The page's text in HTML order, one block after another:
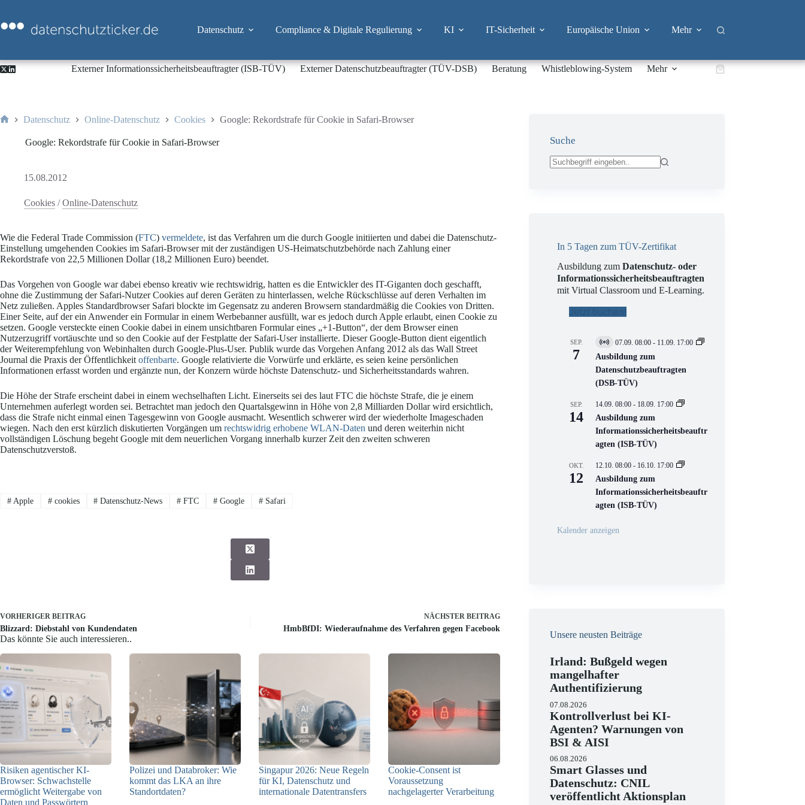
springen
Datenschutz Compliance & Digitale Regulierung KI IT-Sicherheit Europäische Union Mehr
Externer Informationssicherheitsbeauftragter (ISB-TÜV) Externer Datenschutzbeauftragter (TÜV-DSB) Beratung Whistleblowing-System Mehr Warenkorb
Datenschutz Online-Datenschutz Cookies Google: Rekordstrafe für Cookie in Safari-Browser
Google: Rekordstrafe für Cookie in Safari-Browser
15.08.2012
Cookies /Online-Datenschutz
Wie die Federal Trade Commission (FTC) vermeldete, ist das Verfahren um die durch Google initiierten und dabei die Datenschutz-
Einstellung umgehenden Cookies im Safari-Browser mit der zuständigen US-Heimatschutzbehörde nach Zahlung einer
Rekordstrafe von 22,5 Millionen Dollar (18,2 Millionen Euro) beendet.
Das Vorgehen von Google war dabei ebenso kreativ wie rechtswidrig, hatten es die Entwickler des IT-Giganten doch geschafft,
ohne die Zustimmung der Safari-Nutzer Cookies auf deren Geräten zu hinterlassen, welche Rückschlüsse auf deren Verhalten im
Netz zuließen. Apples Standardbrowser Safari blockte im Gegensatz zu anderen Browsern standardmäßig die Cookies von Dritten.
Einer Seite, auf der ein Anwender ein Formular in einem Werbebanner ausfüllt, war es jedoch durch Apple erlaubt, einen Cookie zu
setzen. Google versteckte einen Cookie dabei in einem unsichtbaren Formular eines „+1-Button“, der dem Browser einen
Nutzerzugriff vortäuschte und so den Cookie auf der Festplatte der Safari-User installierte. Dieser Google-Button dient eigentlich
der Weiterempfehlung von Webinhalten durch Google-Plus-User. Publik wurde das Vorgehen Anfang 2012 als das Wall Street
Journal die Praxis der Öffentlichkeit offenbarte. Google relativierte die Vorwürfe und erklärte, es seien keine persönlichen
Informationen erfasst worden und ergänzte nun, der Konzern würde höchste Datenschutz- und Sicherheitsstandards wahren.
Die Höhe der Strafe erscheint dabei in einem wechselhaften Licht. Einerseits sei des laut FTC die höchste Strafe, die je einem
Unternehmen auferlegt worden sei. Betrachtet man jedoch den Quartalsgewinn in Höhe von 2,8 Milliarden Dollar wird ersichtlich,
dass die Strafe nicht einmal einen Tagesgewinn von Google ausmacht. Wesentlich schwerer wird der wiederholte Imageschaden
wiegen. Nach den erst kürzlich diskutierten Vorgängen um rechtswidrig erhobene WLAN-Daten und deren weiterhin nicht
vollständigen Löschung begeht Google mit dem neuerlichen Vorgang innerhalb kurzer Zeit den zweiten schweren
Datenschutzverstoß.
#Apple #cookies # Datenschutz-News # FTC # Google #Safari
VORHERIGER BEITRAG
Blizzard: Diebstahl von Kundendaten
NÄCHSTER BEITRAG
HmbBfDI: Wiederaufnahme des Verfahren gegen Facebook
Das könnte Sie auch interessieren..
Risiken agentischer KI-
Browser: Schwachstelle
ermöglicht Weitergabe von
Daten und Passwörtern
Polizei und Databroker: Wie
kommt das LKA an ihre
Standortdaten?
Singapur 2026: Neue Regeln
für KI, Datenschutz und
internationale Datentransfers
Cookie-Consent ist
Voraussetzung
nachgelagerter Verarbeitung
Suche
In 5 Tagen zum TÜV-Zertifikat
Ausbildung zumDatenschutz- oder
Informationssicherheitsbeauftragten
mit Virtual Classroom und E-Learning.
Jetzt buchen!
SEP.
7
V
i
t
u
l
V
e
r
n
s
t
a
t
n
07.09. 08:00 - 11.09. 17:00
Ausbildung zum
Datenschutzbeauftragten
(DSB-TÜV)
SEP.
14
14.09. 08:00 - 18.09. 17:00
Ausbildung zum
Informationssicherheitsbeauftr
agten (ISB-TÜV)
OKT.
12
12.10. 08:00 - 16.10. 17:00
Ausbildung zum
Informationssicherheitsbeauftr
agten (ISB-TÜV)
Kalender anzeigen
Unsere neusten Beiträge
Irland: Bußgeld wegen
mangelhafter
Authentifizierung
07.08.2026
Kontrollverlust bei KI-
Agenten? Warnungen von
BSI & AISI
06.08.2026
Smart Glasses und
Datenschutz: CNIL
veröffentlicht Aktionsplan